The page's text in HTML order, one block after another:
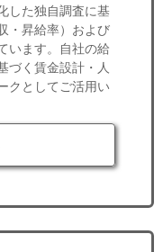
した独自調査に基
・昇給率）および
います。自社の給
づく賃金設計・人
クとしてご活用い